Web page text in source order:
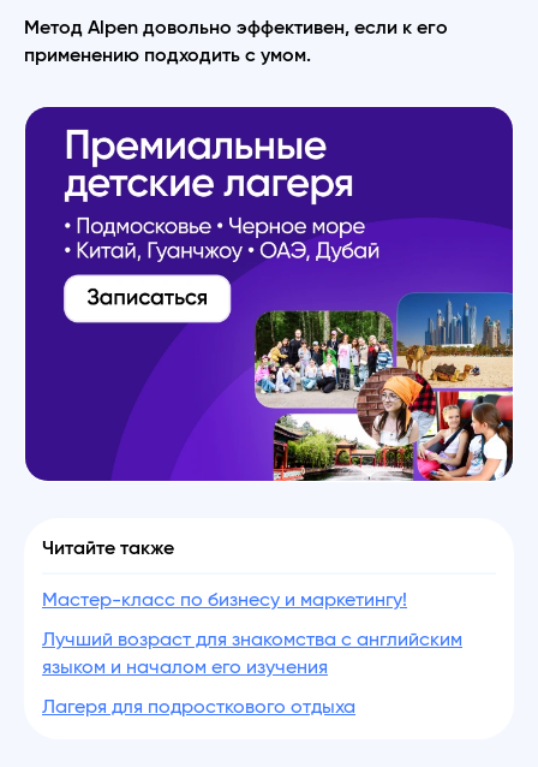
Метод Alpen довольно эффективен, если к его
применению подходить с умом.
Читайте также
Мастер-класс по бизнесу и маркетингу!
Лучший возраст для знакомства с английским
языком и началом его изучения
Лагеря для подросткового отдыха